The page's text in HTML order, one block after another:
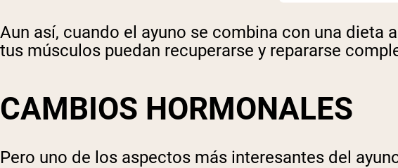
Aun así, cuando el ayuno se combina con una dieta
tus músculos puedan recuperarse y repararse
CAMBIOS HORMONALES
Pero uno de los aspectos más interesantes del